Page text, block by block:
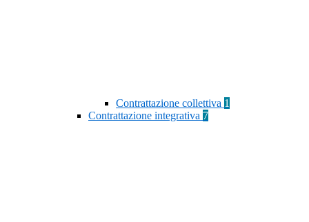
Contrattazione collettiva 1
Contrattazione integrativa 7